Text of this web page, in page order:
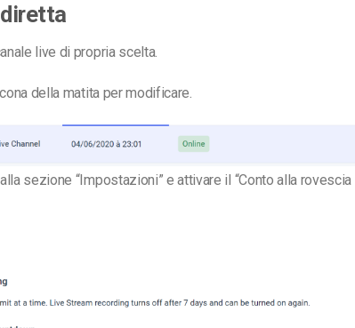
live di propria scelta.
della matita per modificare.
sezione “Impostazioni” e attivare il “Conto alla rovescia